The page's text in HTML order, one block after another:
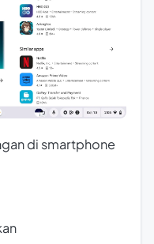
di smartphone